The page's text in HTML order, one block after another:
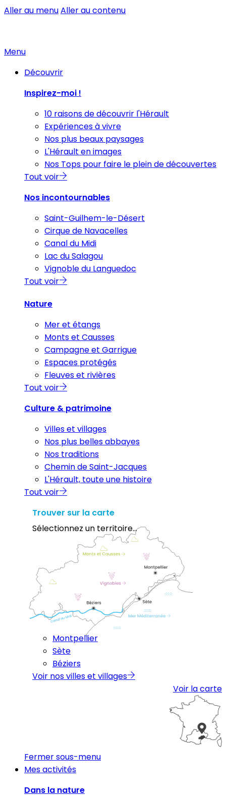
Aller au menuAller au contenu
Menu
Découvrir
Inspirez-moi !
10 raisons de découvrir l'Hérault
Expériences à vivre
Nos plus beaux paysages
L'Hérault en images
Nos Tops pour faire le plein de découvertes
Tout voir
Nos incontournables
Saint-Guilhem-le-Désert
Cirque de Navacelles
Canal du Midi
Lac du Salagou
Vignoble du Languedoc
Tout voir
Nature
Mer et étangs
Monts et Causses
Campagne et Garrigue
Espaces protégés
Fleuves et rivières
Tout voir
Culture & patrimoine
Villes et villages
Nos plus belles abbayes
Nos traditions
Chemin de Saint-Jacques
L'Hérault, toute une histoire
Tout voir
Trouver sur la carte
Sélectionnez un territoire...
Montpellier
Sète
Béziers
Voir nos villes et villages
Voir la carte
Fermer sous-menu
Mes activités
Dans la nature